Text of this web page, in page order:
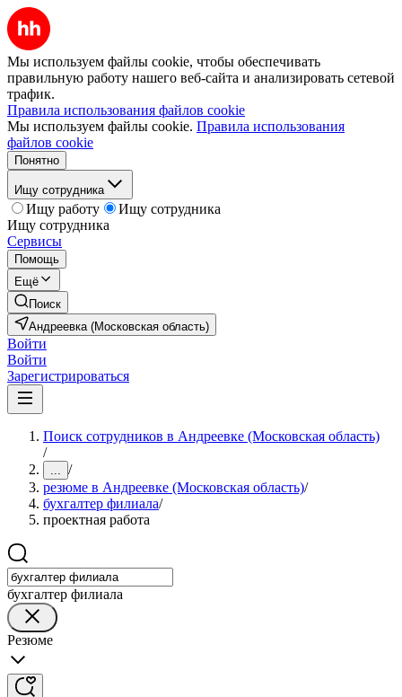
Мы используем файлы cookie, чтобы обеспечивать
правильную работу нашего веб-сайта и анализировать сетевой
трафик.
Правила использования файлов cookie
Мы используем файлы cookie. Правила использования
файлов cookie
Понятно
Ищу сотрудника
Ищу работу
Ищу сотрудника
Ищу сотрудника
Сервисы
Помощь
Ещё
Поиск
Андреевка (Московская область)
Войти
Войти
Зарегистрироваться
Поиск сотрудников в Андреевке (Московская область)
/
... /
резюме в Андреевке (Московская область)/
бухгалтер филиала/
проектная работа
бухгалтер филиала
Резюме